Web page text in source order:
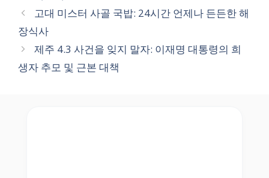
고대 미스터 사골 국밥: 24시간 언제나 든든한 해
장식사
제주 4.3 사건을 잊지 말자: 이재명 대통령의 희
생자 추모 및 근본 대책